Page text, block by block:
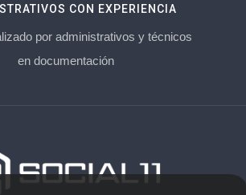
CON EXPERIENCIA
por administrativos y técnicos
en documentación